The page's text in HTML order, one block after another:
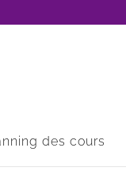
des cours